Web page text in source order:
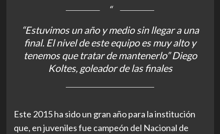
“Estuvimos un año y medio sin llegar a una
final. El nivel de este equipo es muy alto y
tenemos que tratar de mantenerlo” Diego
Koltes, goleador de las finales
Este 2015 ha sido un gran año para la institución
que, en juveniles fue campeón del Nacional de